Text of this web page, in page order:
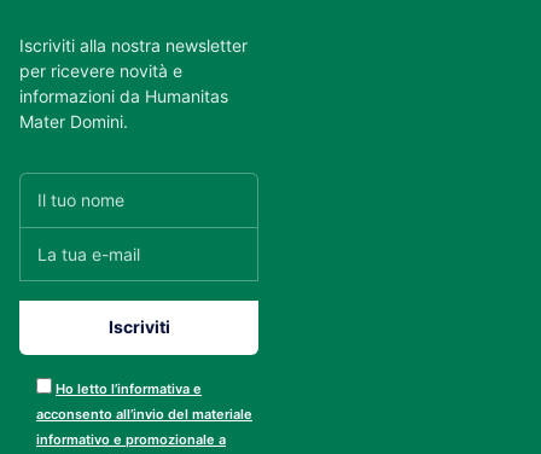
Iscriviti alla nostra newsletter
per ricevere novità e
informazioni da Humanitas
Mater Domini.
Ho letto l’informativa e
acconsento all’invio del materiale
informativo e promozionale a